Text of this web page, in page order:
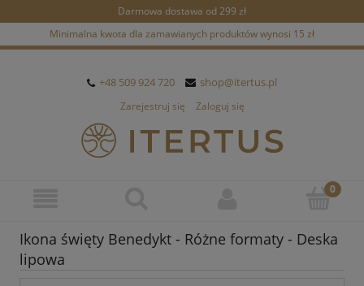
Darmowa dostawa od 299 zł
Minimalna kwota dla zamawianych produktów wynosi 15 zł
+48 509 924 720 shop@itertus.pl
Zarejestruj się Zaloguj się
Ikona święty Benedykt - Różne formaty - Deska
lipowa